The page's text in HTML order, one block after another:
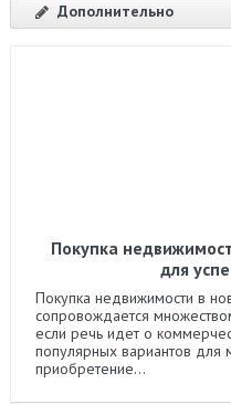
Дополнительно
Покупка
для
Покупка недвижимости в
сопровождается
если речь идет о
популярных вариантов для
приобретение...